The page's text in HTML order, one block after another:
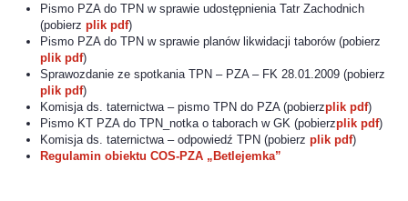
Pismo PZA do TPN w sprawie udostępnienia Tatr Zachodnich
(pobierzplik pdf)
Pismo PZA do TPN w sprawie planów likwidacji taborów (pobierz
plik pdf)
Sprawozdanie ze spotkania TPN – PZA – FK 28.01.2009 (pobierz
plik pdf)
Komisja ds. taternictwa – pismo TPN do PZA (pobierzplik pdf)
Pismo KT PZA do TPN_notka o taborach w GK (pobierzplik pdf)
Komisja ds. taternictwa – odpowiedź TPN (pobierzplik pdf)
Regulamin obiektu COS-PZA „Betlejemka”